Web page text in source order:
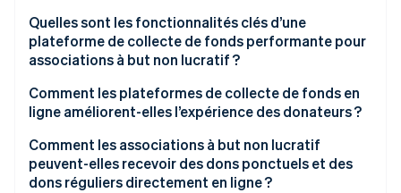
Quelles sont les fonctionnalités clés d’une
plateforme de collecte de fonds performante pour
associations à but non lucratif ?
Comment les plateformes de collecte de fonds en
ligne améliorent-elles l’expérience des donateurs ?
Comment les associations à but non lucratif
peuvent-elles recevoir des dons ponctuels et des
dons réguliers directement en ligne ?